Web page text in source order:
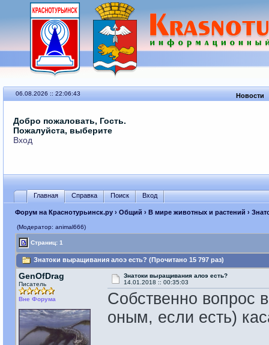
06.08.2026 :: 22:06:43 Новости
Добро пожаловать, Гость.
Пожалуйста, выберите
Вход
Главная Справка Поиск Вход
Форум на Краснотурьинск.ру› Общий › В мире животных и растений ›
(Модератор: animal666)
Страниц: 1
Знатоки выращивания алоэ есть? (Прочитано 15 797 раз)
GenOfDrag
Писатель
Вне Форума
Знатоки выращивания алоэ есть?
14.01.2018 :: 00:35:03
Собственно вопрос
оным, если есть)